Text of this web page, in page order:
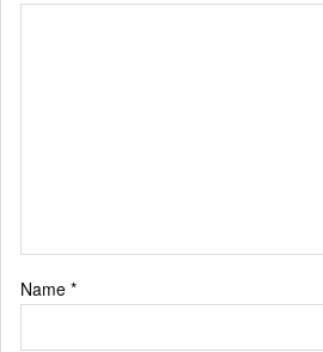
Name *